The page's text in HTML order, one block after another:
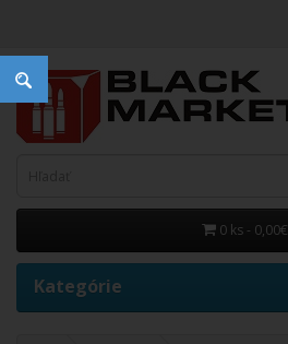
0 ks - 0,00€
Kategórie